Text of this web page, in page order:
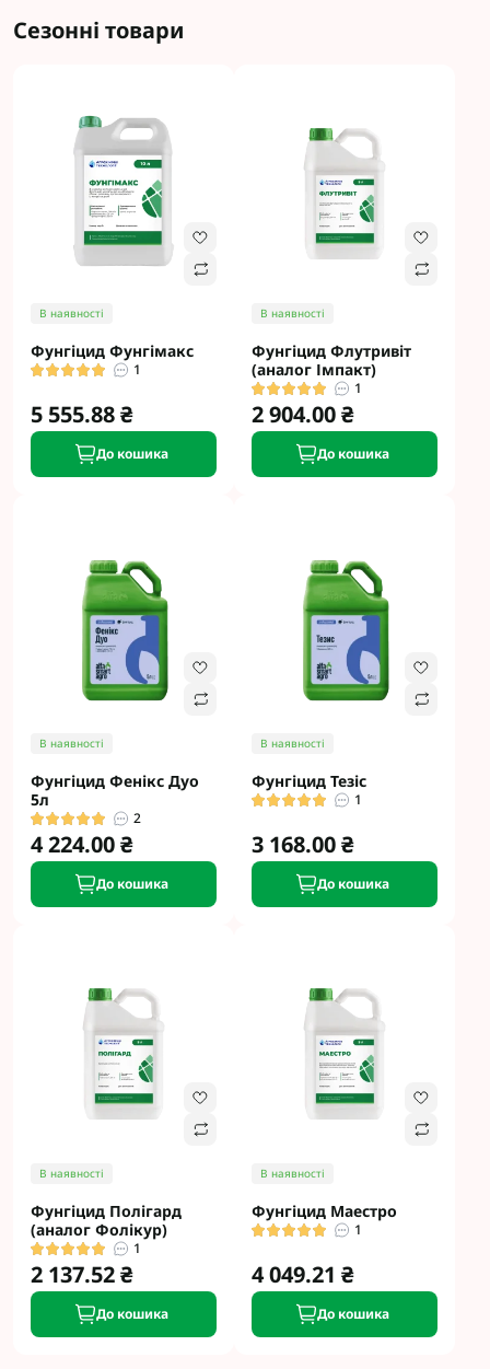
Сезонні товари
В наявності
Фунгіцид Фунгімакс
1
5 555.88 ₴
До кошика
В наявності
Фунгіцид Флутривіт
(аналог Імпакт)
1
2 904.00 ₴
До кошика
В наявності
Фунгіцид Фенікс Дуо
5л
2
4 224.00 ₴
До кошика
В наявності
Фунгіцид Тезіс
1
3 168.00 ₴
До кошика
В наявності
Фунгіцид Полігард
(аналог Фолікур)
1
2 137.52 ₴
До кошика
В наявності
Фунгіцид Маестро
1
4 049.21 ₴
До кошика